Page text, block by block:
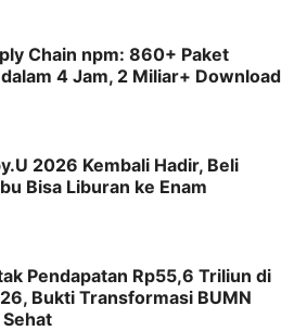
Chain npm: 860+ Paket
4 Jam, 2 Miliar+ Download
2026 Kembali Hadir, Beli
Bisa Liburan ke Enam
Pendapatan Rp55,6 Triliun di
Bukti Transformasi BUMN